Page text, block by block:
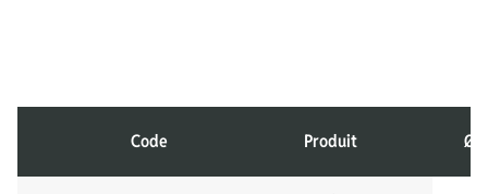
Code Produit Ø